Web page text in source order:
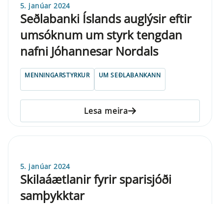
5. janúar 2024
Seðlabanki Íslands auglýsir eftir
umsóknum um styrk tengdan
nafni Jóhannesar Nordals
MENNINGARSTYRKUR UM SEÐLABANKANN
Lesa meira
5. janúar 2024
Skilaáætlanir fyrir sparisjóði
samþykktar